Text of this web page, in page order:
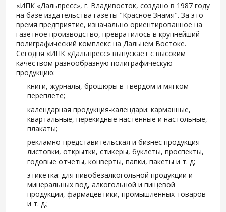
«ИПК «Дальпресс», г. Владивосток, создано в 1987 году
на базе издательства газеты "Красное Знамя". За это
время предприятие, изначально ориентированное на
газетное производство, превратилось в крупнейший
полиграфический комплекс на Дальнем Востоке.
Сегодня «ИПК «Дальпресс» выпускает с высоким
качеством разнообразную полиграфическую
продукцию:
книги, журналы, брошюры в твердом и мягком
переплете;
календарная продукция-календари: карманные,
квартальные, перекидные настенные и настольные,
плакаты;
рекламно-представительская и бизнес продукция
листовки, открытки, стикеры, буклеты, проспекты,
годовые отчеты, конверты, папки, пакеты и т. д;
этикетка: для пивобезалкогольной продукции и
минеральных вод, алкогольной и пищевой
продукции, фармацевтики, промышленных товаров
и т. д.;